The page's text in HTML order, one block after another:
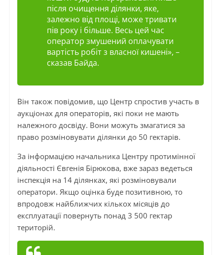
після очищення ділянки, яке,
залежно від площі, може тривати
пів року і більше. Весь цей час
оператор змушений оплачувати
вартість робіт з власної кишені», –
сказав Байда.
Він також повідомив, що Центр спростив участь в
аукціонах для операторів, які поки не мають
належного досвіду. Вони можуть змагатися за
право розміновувати ділянки до 50 гектарів.
За інформацією начальника Центру протимінної
діяльності Євгенія Бірюкова, вже зараз ведеться
інспекція на 14 ділянках, які розміновували
оператори. Якщо оцінка буде позитивною, то
впродовж найближчих кількох місяців до
експлуатації повернуть понад 3 500 гектар
територій.